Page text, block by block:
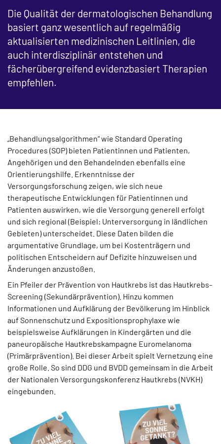
Die Qualität der dermatologischen Behandlung
basiert ganz wesentlich auf regelmäßig
aktualisierten medizinischen Leitlinien, die
auch interdisziplinär entstehen und
fächerübergreifend evidenzbasiert Therapien
empfehlen.
„Behandlungsalgorithmen“ wie Standard Operating
Procedures (SOP) bieten Patientinnen und Patienten,
Angehörigen und den Behandelnden ebenfalls eine
Orientierungshilfe. Erkenntnisse der
Versorgungsforschung zeigen, wie sich neue
therapeutische Entwicklungen für Patientinnen und
Patienten auswirken, wie die Versorgung generell erfolgt
und sich regional (Beispiel: Unterversorgung in ländlichen
Gebieten) unterscheidet. Diese Daten bilden die
argumentative Grundlage, um bei Kostenträgern und
politischen Entscheidern auf Defizite hinzuweisen und
Änderungen anzustoßen.
Ein Pfeiler der Prävention von Hautkrebs ist das Hautkrebs-
Screening (Sekundärprävention). Hinzu kommen
Informationen und Aufklärung der Bevölkerung im Hinblick
auf Sonnenschutz und Expositionsprophylaxe wie
beispielsweise Aufklärungen in Kindergärten und die
paneuropäische Hautkrebskampagne Euromelanoma
(Primärprävention). Bei dieser Arbeit spielt Vernetzung eine
große Rolle. So sind DDG und BVDD gemeinsam in die Arbeit
der Nationalen Versorgungskonferenz Hautkrebs (NVKH)
eingebunden.